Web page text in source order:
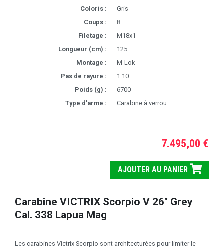
Coloris :
Gris
Coups :
8
Filetage :
M18x1
Longueur (cm) :
125
Montage :
M-Lok
Pas de rayure :
1:10
Poids (g) :
6700
Type d'arme :
Carabine à verrou
7.495,00 €
AJOUTER AU PANIER
Carabine VICTRIX Scorpio V 26" Grey
Cal. 338 Lapua Mag
Les carabines Victrix Scorpio sont architecturées pour limiter le